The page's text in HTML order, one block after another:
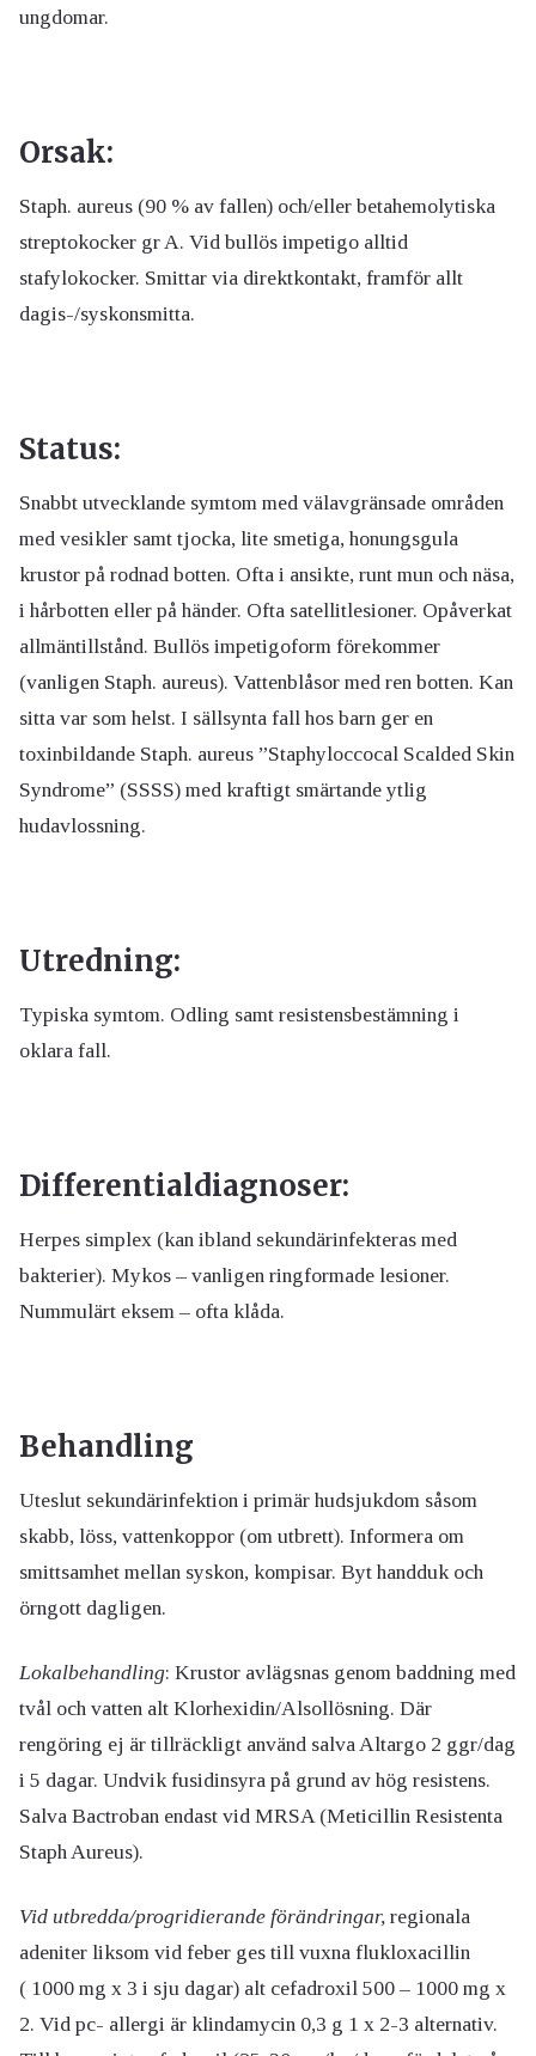
ungdomar.
Orsak:
Staph. aureus (90 % av fallen) och/eller betahemolytiska
streptokocker gr A. Vid bullös impetigo alltid
stafylokocker. Smittar via direktkontakt, framför allt
dagis-/syskonsmitta.
Status:
Snabbt utvecklande symtom med välavgränsade områden
med vesikler samt tjocka, lite smetiga, honungsgula
krustor på rodnad botten. Ofta i ansikte, runt mun och näsa,
i hårbotten eller på händer. Ofta satellitlesioner. Opåverkat
allmäntillstånd. Bullös impetigoform förekommer
(vanligen Staph. aureus). Vattenblåsor med ren botten. Kan
sitta var som helst. I sällsynta fall hos barn ger en
toxinbildande Staph. aureus ”Staphyloccocal Scalded Skin
Syndrome” (SSSS) med kraftigt smärtande ytlig
hudavlossning.
Utredning:
Typiska symtom. Odling samt resistensbestämning i
oklara fall.
Differentialdiagnoser:
Herpes simplex (kan ibland sekundärinfekteras med
bakterier). Mykos – vanligen ringformade lesioner.
Nummulärt eksem – ofta klåda.
Behandling
Uteslut sekundärinfektion i primär hudsjukdom såsom
skabb, löss, vattenkoppor (om utbrett). Informera om
smittsamhet mellan syskon, kompisar. Byt handduk och
örngott dagligen.
Lokalbehandling: Krustor avlägsnas genom baddning med
tvål och vatten alt Klorhexidin/Alsollösning. Där
rengöring ej är tillräckligt använd salva Altargo 2 ggr/dag
i 5 dagar. Undvik fusidinsyra på grund av hög resistens.
Salva Bactroban endast vid MRSA (Meticillin Resistenta
Staph Aureus).
Vid utbredda/progridierande förändringar, regionala
adeniter liksom vid feber ges till vuxna flukloxacillin
( 1000 mg x 3 i sju dagar) alt cefadroxil 500 – 1000 mg x
2. Vid pc- allergi är klindamycin 0,3 g 1 x 2-3 alternativ.